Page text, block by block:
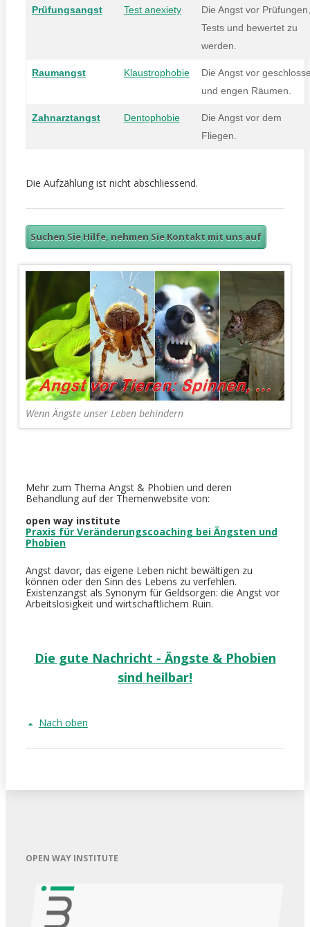
Prüfungsangst Test anexiety
Die Angst vor Prüfungen,
Tests und bewertet zu
werden.
Raumangst Klaustrophobie
Die Angst vor
und engen Räumen.
Zahnarztangst Dentophobie
Die Angst vor dem
Fliegen.
Die Aufzählung ist nicht abschliessend.
Suchen Sie Hilfe, nehmen Sie Kontakt mit uns auf
Wenn Ängste unser Leben behindern
Mehr zum Thema Angst & Phobien und deren
Behandlung auf der Themenwebsite von:
open way institute
Praxis für Veränderungscoaching bei Ängsten und
Phobien
Angst davor, das eigene Leben nicht bewältigen zu
können oder den Sinn des Lebens zu verfehlen.
Existenzangst als Synonym für Geldsorgen: die Angst vor
Arbeitslosigkeit und wirtschaftlichem Ruin.
Die gute Nachricht - Ängste & Phobien
sind heilbar!
Nach oben
OPEN WAY INSTITUTE